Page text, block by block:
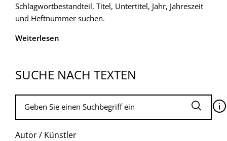
Schlagwortbestandteil, Titel, Untertitel, Jahr, Jahreszeit
und Heftnummer suchen.
Weiterlesen
SUCHE NACH TEXTEN
🛈
Autor / Künstler